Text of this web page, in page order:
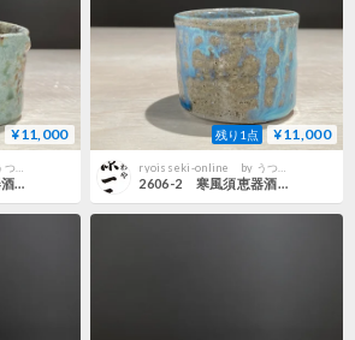
¥11,000
2606-5 寒風須恵器酒器 三浦雅人
残り1点 ¥11,000
2606-2 寒風須恵器酒器 三浦雅人